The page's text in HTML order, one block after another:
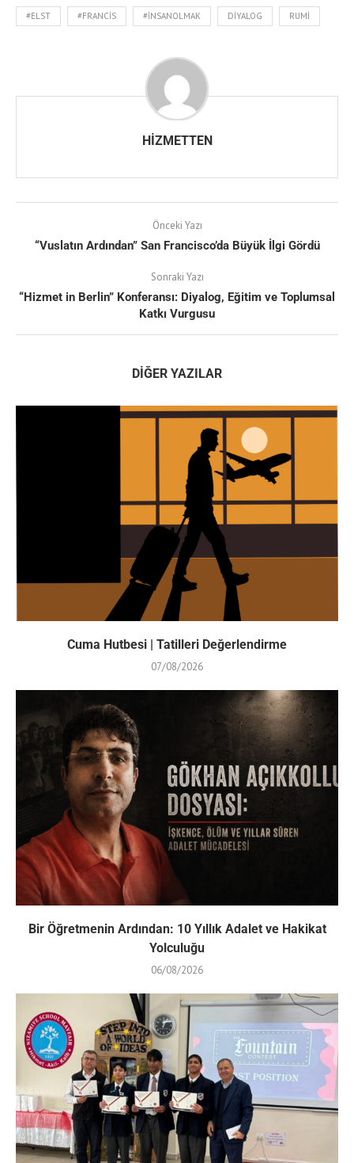
#ELST #FRANCIS #INSANOLMAK DIYALOG RUMI
HIZMETTEN
Önceki Yazı
“Vuslatın Ardından” San Francisco’da Büyük İlgi Gördü
Sonraki Yazı
“Hizmet in Berlin” Konferansı: Diyalog, Eğitim ve Toplumsal
Katkı Vurgusu
DIĞER YAZILAR
Cuma Hutbesi | Tatilleri Değerlendirme
07/08/2026
Bir Öğretmenin Ardından: 10 Yıllık Adalet ve Hakikat
Yolculuğu
06/08/2026